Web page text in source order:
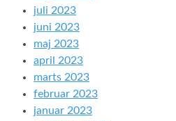
juli 2023
juni 2023
maj 2023
april 2023
marts 2023
februar 2023
januar 2023